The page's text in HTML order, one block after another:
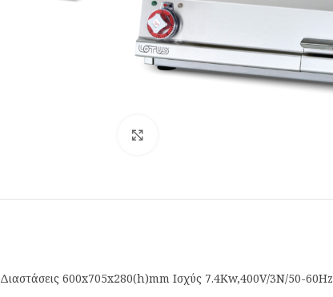
Διαστάσεις 600x705x280(h)mm Ισχύς 7.4Kw,400V/3N/50-